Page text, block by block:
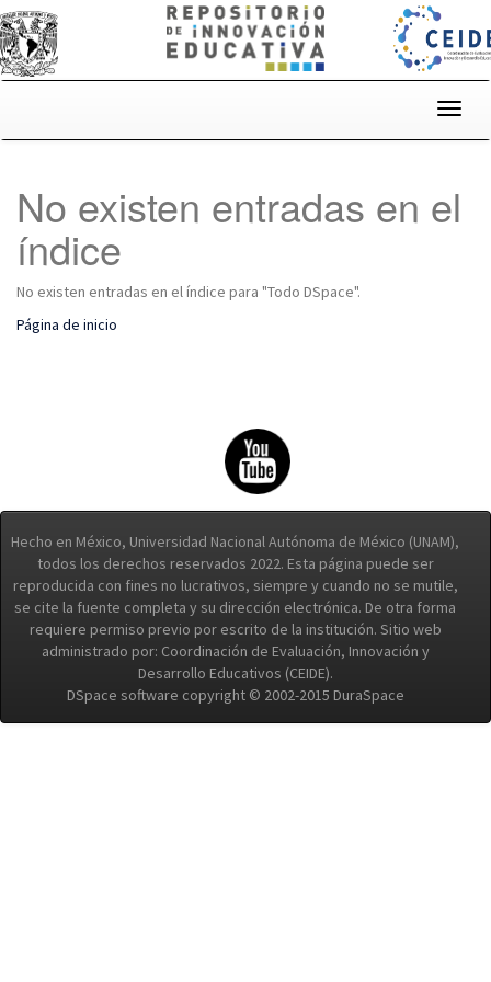
No existen entradas en el
índice
No existen entradas en el índice para "Todo DSpace".
Página de inicio
Hecho en México, Universidad Nacional Autónoma de México (UNAM),
todos los derechos reservados 2022. Esta página puede ser
reproducida con fines no lucrativos, siempre y cuando no se mutile,
se cite la fuente completa y su dirección electrónica. De otra forma
requiere permiso previo por escrito de la institución. Sitio web
administrado por: Coordinación de Evaluación, Innovación y
Desarrollo Educativos (CEIDE).
DSpace software copyright © 2002-2015 DuraSpace